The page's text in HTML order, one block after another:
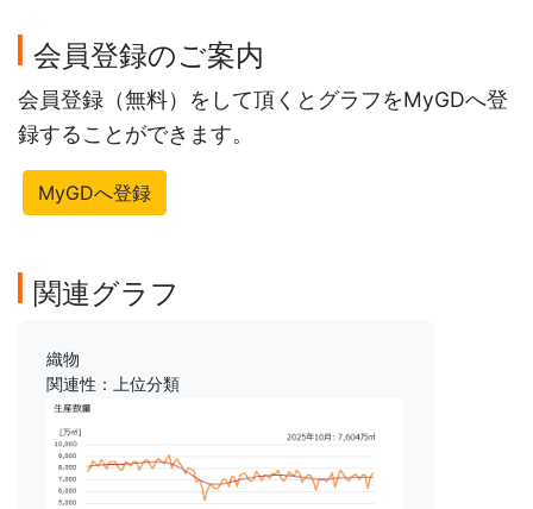
会員登録のご案内
会員登録（無料）をして頂くとグラフをMyGDへ登
録することができます。
MyGDへ登録
関連グラフ
織物
関連性：上位分類